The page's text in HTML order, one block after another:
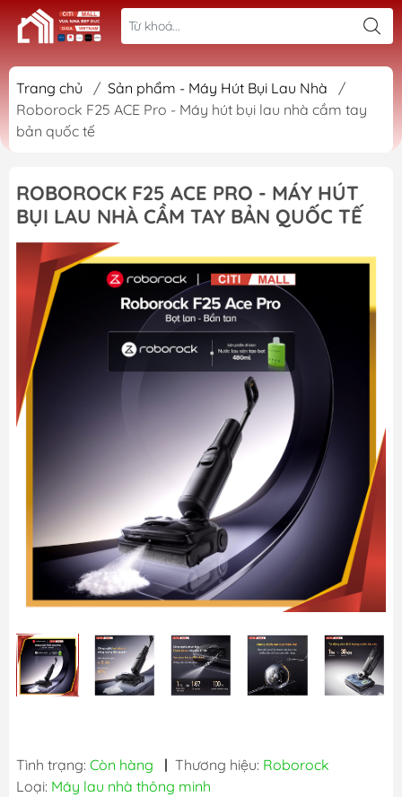
Trang chủ / Sản phẩm - Máy Hút Bụi Lau Nhà
/
Roborock F25 ACE Pro - Máy hút bụi lau nhà cầm tay
bản quốc tế
ROBOROCK F25 ACE PRO - MÁY HÚT
BỤI LAU NHÀ CẦM TAY BẢN QUỐC TẾ
Tình trạng: Còn hàng | Thương hiệu: Roborock
Loại: Máy lau nhà thông minh